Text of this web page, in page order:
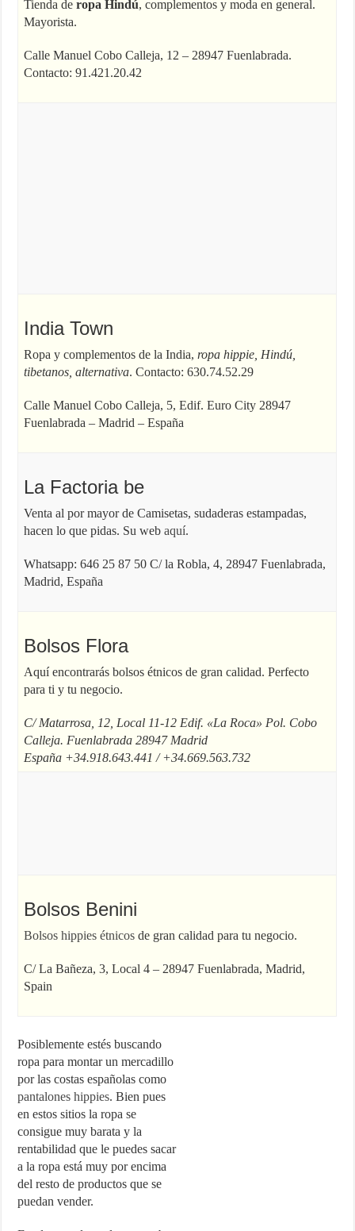
Tienda de ropa Hindú, complementos y moda en general.
Mayorista.
Calle Manuel Cobo Calleja, 12 – 28947 Fuenlabrada.
Contacto: 91.421.20.42
India Town
Ropa y complementos de la India, ropa hippie, Hindú,
tibetanos, alternativa. Contacto: 630.74.52.29
Calle Manuel Cobo Calleja, 5, Edif. Euro City 28947
Fuenlabrada – Madrid – España
La Factoria be
Venta al por mayor de Camisetas, sudaderas estampadas,
hacen lo que pidas. Su web aquí.
Whatsapp: 646 25 87 50 C/ la Robla, 4, 28947 Fuenlabrada,
Madrid, España
Bolsos Flora
Aquí encontrarás bolsos étnicos de gran calidad. Perfecto
para ti y tu negocio.
C/ Matarrosa, 12, Local 11-12 Edif. «La Roca» Pol. Cobo
Calleja. Fuenlabrada 28947 Madrid
España +34.918.643.441 / +34.669.563.732
Bolsos Benini
Bolsos hippies étnicosde gran calidad para tu negocio.
C/ La Bañeza, 3, Local 4 – 28947 Fuenlabrada, Madrid,
Spain
Posiblemente estés buscando
ropa para montar un mercadillo
por las costas españolas como
pantalones hippies. Bien pues
en estos sitios la ropa se
consigue muy barata y la
rentabilidad que le puedes sacar
a la ropa está muy por encima
del resto de productos que se
puedan vender.